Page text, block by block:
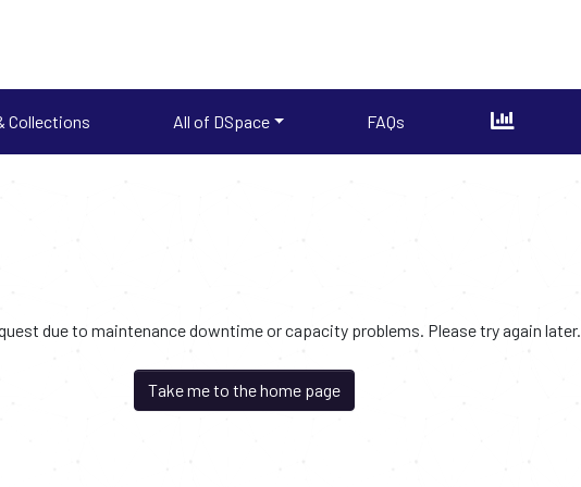
Collections All of DSpace FAQs
due to maintenance downtime or capacity problems. Please try again later.
Take me to the home page